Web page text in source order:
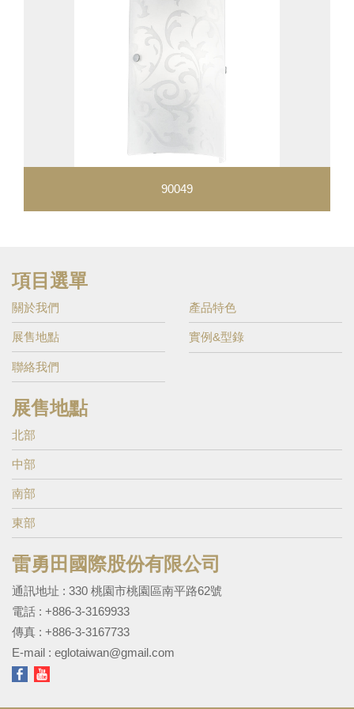
90049
項目選單
關於我們 產品特色
展售地點 實例&型錄
聯絡我們
展售地點
北部
中部
南部
東部
雷勇田國際股份有限公司
通訊地址 : 330 桃園市桃園區南平路62號
電話 : +886-3-3169933
傳真 : +886-3-3167733
E-mail : eglotaiwan@gmail.com